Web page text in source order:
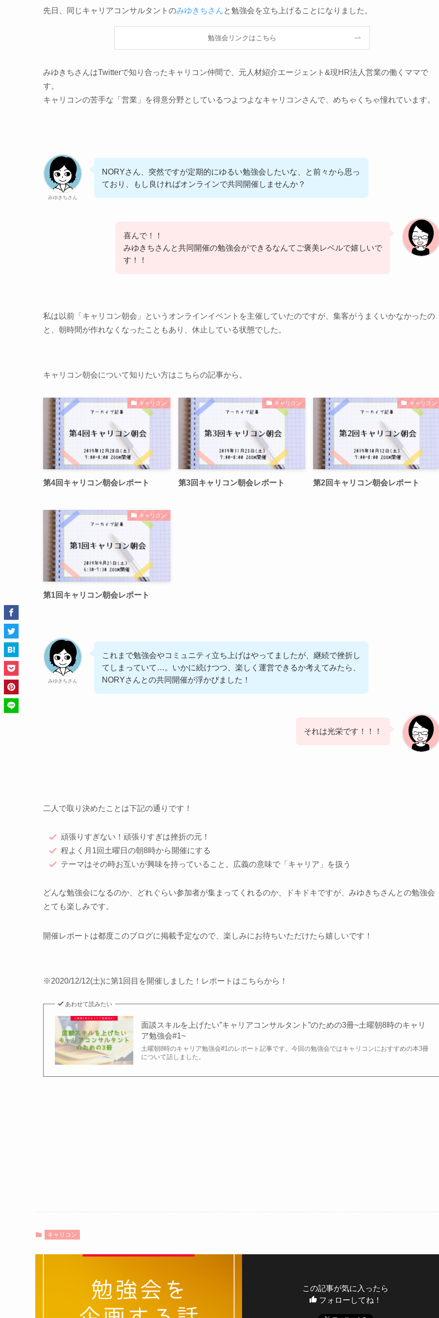
先日、同じキャリアコンサルタントのみゆきちさんと勉強会を立ち上げることになりました。
勉強会リンクはこちら
みゆきちさんはTwitterで知り合ったキャリコン仲間で、元人材紹介エージェント&現HR法人営業の働くママで
す。
キャリコンの苦手な「営業」を得意分野としているつよつよなキャリコンさんで、めちゃくちゃ憧れています。
みゆきちさん
NORYさん、突然ですが定期的にゆるい勉強会したいな、と前々から思っ
ており、もし良ければオンラインで共同開催しませんか？
喜んで！！
みゆきちさんと共同開催の勉強会ができるなんてご褒美レベルで嬉しいで
す！！
私は以前「キャリコン朝会」というオンラインイベントを主催していたのですが、集客がうまくいかなかったの
と、朝時間が作れなくなったこともあり、休止している状態でした。
キャリコン朝会について知りたい方はこちらの記事から。
キャリコン
第4回キャリコン朝会レポート
キャリコン
第3回キャリコン朝会レポート
キャリコン
第2回キャリコン朝会レポート
キャリコン
第1回キャリコン朝会レポート
みゆきちさん
これまで勉強会やコミュニティ立ち上げはやってましたが、継続で挫折し
てしまっていて…。いかに続けつつ、楽しく運営できるか考えてみたら、
NORYさんとの共同開催が浮かびました！
それは光栄です！！！
二人で取り決めたことは下記の通りです！
頑張りすぎない！頑張りすぎは挫折の元！
程よく月1回土曜日の朝8時から開催にする
テーマはその時お互いが興味を持っていること。広義の意味で「キャリア」を扱う
どんな勉強会になるのか、どれぐらい参加者が集まってくれるのか、ドキドキですが、みゆきちさんとの勉強会
とても楽しみです。
開催レポートは都度このブログに掲載予定なので、楽しみにお待ちいただけたら嬉しいです！
※2020/12/12(土)に第1回目を開催しました！レポートはこちらから！
あわせて読みたい
面談スキルを上げたい”キャリアコンサルタント”のための3冊~土曜朝8時のキャリ
ア勉強会#1~
土曜朝8時のキャリア勉強会#1のレポート記事です。今回の勉強会ではキャリコンにおすすめの本3冊
について話しました。
キャリコン
この記事が気に入ったら
フォローしてね！